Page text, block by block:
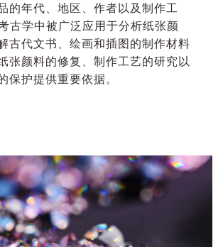
的年代、地区、作者以及制作工
古学中被广泛应用于分析纸张颜
古代文书、绘画和插图的制作材料
张颜料的修复、制作工艺的研究以
保护提供重要依据。